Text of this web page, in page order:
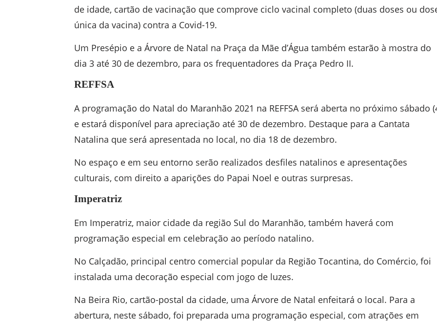
de idade, cartão de vacinação que comprove ciclo vacinal completo (duas doses ou
única da vacina) contra a Covid-19.
Um Presépio e a Árvore de Natal na Praça da Mãe d’Água também estarão à mostra do
dia 3 até 30 de dezembro, para os frequentadores da Praça Pedro II.
REFFSA
A programação do Natal do Maranhão 2021 na REFFSA será aberta no próximo sábado
e estará disponível para apreciação até 30 de dezembro. Destaque para a Cantata
Natalina que será apresentada no local, no dia 18 de dezembro.
No espaço e em seu entorno serão realizados desfiles natalinos e apresentações
culturais, com direito a aparições do Papai Noel e outras surpresas.
Imperatriz
Em Imperatriz, maior cidade da região Sul do Maranhão, também haverá com
programação especial em celebração ao período natalino.
No Calçadão, principal centro comercial popular da Região Tocantina, do Comércio, foi
instalada uma decoração especial com jogo de luzes.
Na Beira Rio, cartão-postal da cidade, uma Árvore de Natal enfeitará o local. Para a
abertura, neste sábado, foi preparada uma programação especial, com atrações em